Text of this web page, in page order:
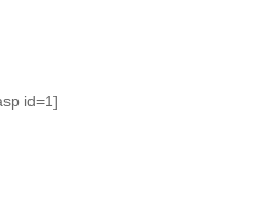
id=1]